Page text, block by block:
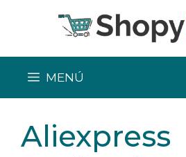
MENÚ
Aliexpress